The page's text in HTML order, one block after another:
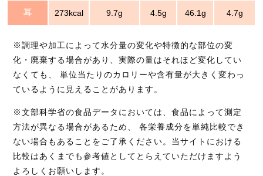
耳 273kcal 9.7g 4.5g 46.1g 4.7g
※調理や加工によって水分量の変化や特徴的な部位の変
化・廃棄する場合があり、実際の量はそれほど変化してい
なくても、 単位当たりのカロリーや含有量が大きく変わっ
ているように見えることがあります。
※文部科学省の食品データにおいては、食品によって測定
方法が異なる場合があるため、 各栄養成分を単純比較でき
ない場合もあることをご了承ください。当サイトにおける
比較はあくまでも参考値としてとらえていただけますよう
よろしくお願いします。